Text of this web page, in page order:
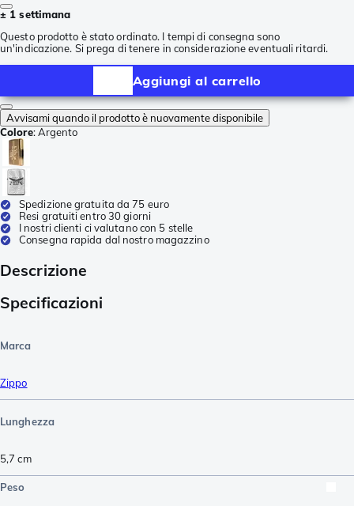
± 1 settimana
Questo prodotto è stato ordinato. I tempi di consegna sono
un'indicazione. Si prega di tenere in considerazione eventuali ritardi.
Aggiungi al carrello
Avvisami quando il prodotto è nuovamente disponibile
Colore:Argento
Spedizione gratuita da 75 euro
Resi gratuiti entro 30 giorni
I nostri clienti ci valutano con 5 stelle
Consegna rapida dal nostro magazzino
Descrizione
Specificazioni
Marca
Zippo
Lunghezza
5,7 cm
Peso